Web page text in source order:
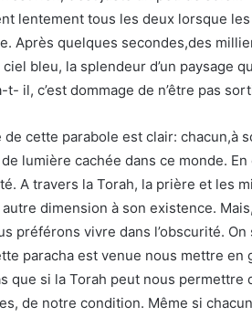
lentement tous les deux lorsque
Après quelques secondes,des
bleu, la splendeur d’un paysage
t- il, c’est dommage de n’être pas
de cette parabole est clair: chacun,à
de lumière cachée dans ce monde.
A travers la Torah, la prière et les
dimension à son existence.
préférons vivre dans l’obscurité. On
paracha est venue nous mettre
que si la Torah peut nous
de notre condition. Même si